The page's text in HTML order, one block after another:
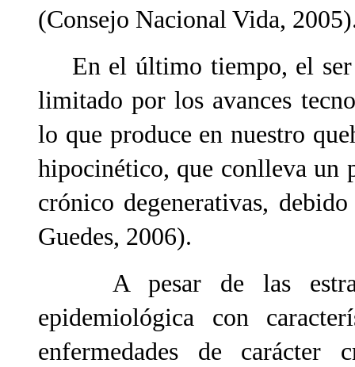
(Consejo Nacional Vida,
En el último tiempo, el ser
limitado por los avances
lo que produce en nuestro
hipocinético, que conlleva un
crónico degenerativas,
Guedes, 2006).
A pesar de las
epidemiológica con
enfermedades de carácter